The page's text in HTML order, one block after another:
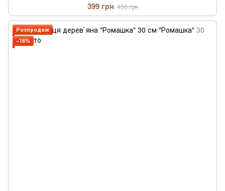
399 грн 450 грн
Розпродаж
−16%